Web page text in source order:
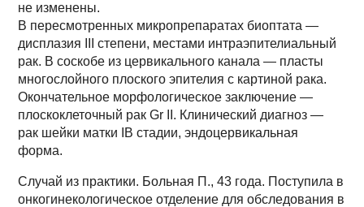
не изменены.
В пересмотренных микропрепаратах биоптата —
дисплазия III степени, местами интраэпителиальный
рак. В соскобе из цервикального канала — пласты
многослойного плоского эпителия с картиной рака.
Окончательное морфологическое заключение —
плоскоклеточный рак Gr II. Клинический диагноз —
рак шейки матки IB стадии, эндоцервикальная
форма.
Случай из практики. Больная П., 43 года. Поступила в
онкогинекологическое отделение для обследования в